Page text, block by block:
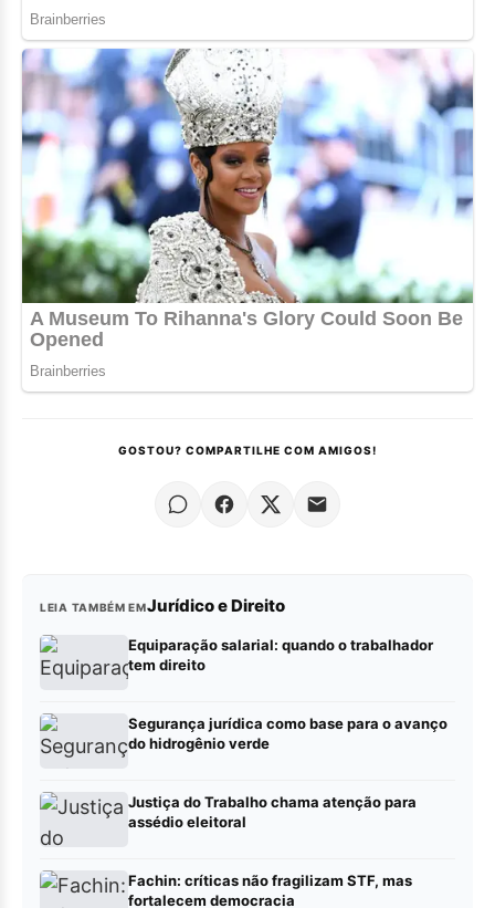
GOSTOU? COMPARTILHE COM AMIGOS!
LEIA TAMBÉM EMJurídico e Direito
Equiparação salarial: quando o trabalhador
tem direito
Segurança jurídica como base para o avanço
do hidrogênio verde
Justiça do Trabalho chama atenção para
assédio eleitoral
Fachin: críticas não fragilizam STF, mas
fortalecem democracia